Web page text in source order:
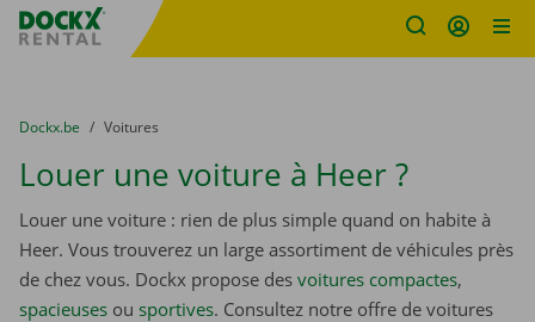
sitename
You are here:
du
Dockx.be to
Voitures
Louer une voiture à Heer ?
Louer une voiture : rien de plus simple quand on habite à
Heer. Vous trouverez un large assortiment de véhicules près
de chez vous. Dockx propose des voitures compactes,
spacieuses ou sportives. Consultez notre offre de voitures